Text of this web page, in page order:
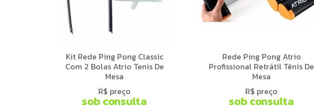
Kit Rede Ping Pong Classic
Com 2 Bolas Atrio Tenis De
Mesa
R$ preço
sob consulta
Rede Ping Pong Atrio
Profissional Retrátil Tênis De
Mesa
R$ preço
sob consulta